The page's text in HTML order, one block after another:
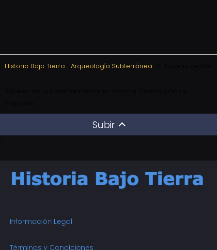
Historia Bajo Tierra Arqueología Subterránea
Subir
Información Legal
Términos y Condiciones